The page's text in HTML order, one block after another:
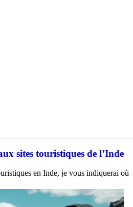
sites touristiques de l’Inde
en Inde, je vous indiquerai où